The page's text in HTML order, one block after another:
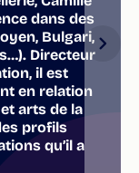
dans des
Bulgari,
Directeur
il est
en relation
arts de la
profils
qu’il a